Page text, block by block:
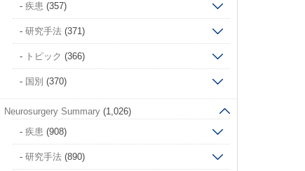
疾患 (357)
研究手法(371)
トピック (366)
国別 (370)
Neurosurgery Summary(1,026)
疾患 (908)
研究手法(890)